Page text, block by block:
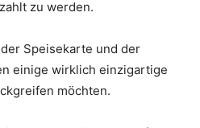
zu werden.
Speisekarte und der
einige wirklich einzigartige
möchten.